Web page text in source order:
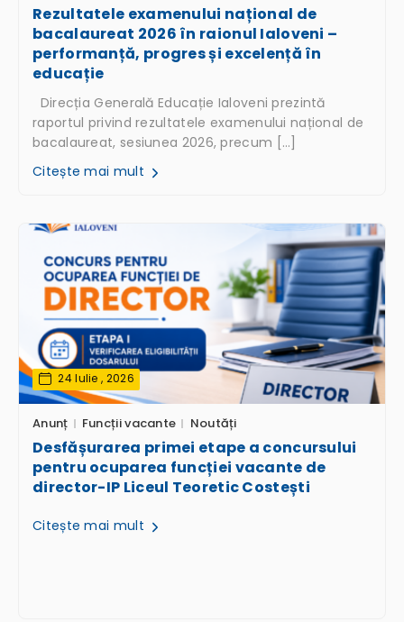
Rezultatele examenului național de
bacalaureat 2026 în raionul Ialoveni –
performanță, progres și excelență în
educație
Direcția Generală Educație Ialoveni prezintă
raportul privind rezultatele examenului național de
bacalaureat, sesiunea 2026, precum […]
Citește mai mult
24 Iulie , 2026
Anunț Funcții vacante Noutăți
Desfășurarea primei etape a concursului
pentru ocuparea funcției vacante de
director-IP Liceul Teoretic Costești
Citește mai mult